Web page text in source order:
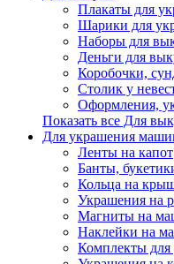
Плакаты для
Шарики для
Наборы для
Деньги для
Коробочки,
Столик у
Оформления,
Показать все Для
Для украшения
Ленты на капот
Банты,
Кольца на
Украшения на
Магниты на
Наклейки на
Комплекты